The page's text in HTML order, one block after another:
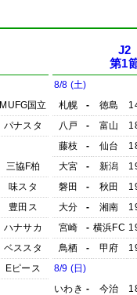
MUFG国立
パナスタ
三協F柏
味スタ
豊田ス
ハナサカ
ベススタ
Eピース
J2
第1
8/8 (土)
札幌
- 徳島
八戸
- 富山
藤枝
- 仙台
大宮
- 新潟
磐田
- 秋田
大分
- 湘南
宮崎
- 横浜FC
鳥栖
- 甲府
8/9 (日)
いわき - 今治